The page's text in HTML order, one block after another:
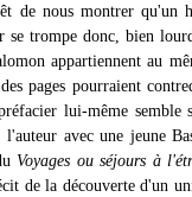
de nous montrer qu'un
trompe donc, bien
appartiennent au
pages pourraient
lui-même
avec une jeune
Voyages ou séjours à
de la découverte d'un